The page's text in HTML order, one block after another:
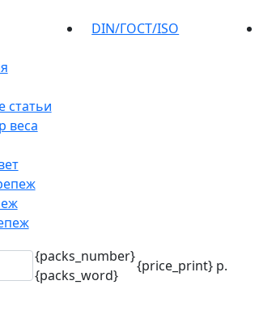
статьи
веса
DIN/ГОСТ/ISO
{packs_number}
{packs_word}
{price_print} р.